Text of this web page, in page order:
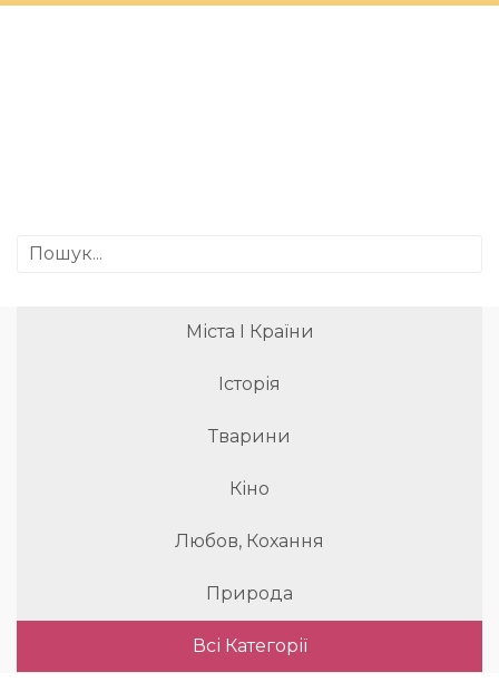
Міста І Країни
Історія
Тварини
Кіно
Любов, Кохання
Природа
Всі Категорії